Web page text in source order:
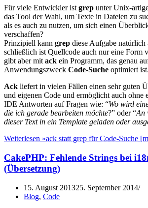
Für viele Entwickler ist grep unter Unix-
das Tool der Wahl, um Texte in Dateien zu
als es auch zu nutzen, um sich einen
verschaffen?
Prinzipiell kann grep diese Aufgabe natürlich
schließlich ist Quellcode auch nur eine Form
gibt aber mit ack ein Programm, das genau
Anwendungszweck Code-Suche optimiert ist.
Ack liefert in vielen Fällen einen sehr guten
und eigenen Code und ermöglicht auch ohne
IDE Antworten auf Fragen wie: “Wo wird
die ich gerade bearbeiten möchte?” oder “An
dieser Text in ein Template geladen oder
Weiterlesen »ack statt grep für Code-Suche
CakePHP: Fehlende Strings bei
(Übersetzung)
15. August 201325. September 2014
Blog, Code